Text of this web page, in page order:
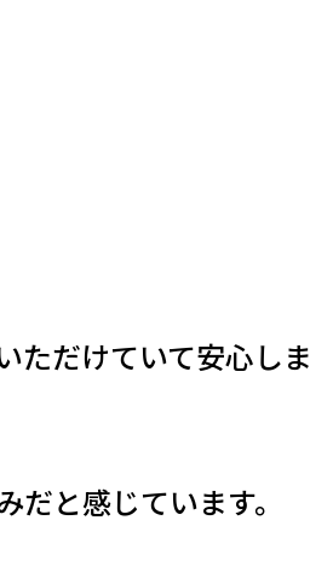
ただけていて安心しま
と感じています。